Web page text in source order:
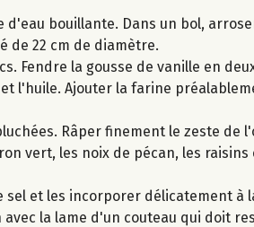
d'eau bouillante. Dans un bol,
de 22 cm de diamètre.
Fendre la gousse de vanille en
l'huile. Ajouter la farine
Râper finement le zeste
vert, les noix de pécan, les
et les incorporer délicatement à
la lame d'un couteau qui doit